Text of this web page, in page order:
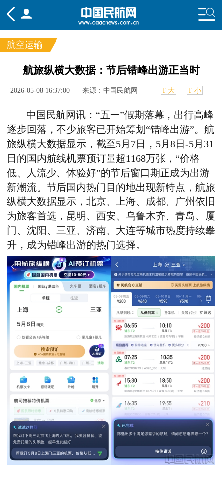
频道
国内 国际
行业
航空运输
航旅纵横大数据：节后错峰出游正当时
2026-05-08 16:37:00 来源：中国民航网 T 大 T 小
中国民航网讯：“五一”假期落幕，出行高峰
逐步回落，不少旅客已开始筹划“错峰出游”。航
旅纵横大数据显示，截至5月7日，5月8日-5月31
日的国内航线机票预订量超1168万张，“价格
低、人流少、体验好”的节后窗口期正成为出游
新潮流。节后国内热门目的地出现新特点，航旅
纵横大数据显示，北京、上海、成都、广州依旧
为旅客首选，昆明、西安、乌鲁木齐、青岛、厦
门、沈阳、三亚、济南、大连等城市热度持续攀
升，成为错峰出游的热门选择。